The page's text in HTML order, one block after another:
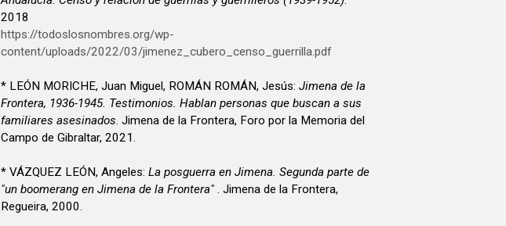
2018
https://todoslosnombres.org/wp-
content/uploads/2022/03/jimenez_cubero_censo_guerrilla.pdf
* LEÓN MORICHE, Juan Miguel, ROMÁN ROMÁN, Jesús: Jimena de la
Frontera, 1936-1945. Testimonios. Hablan personas que buscan a sus
familiares asesinados . Jimena de la Frontera, Foro por la Memoria del
Campo de Gibraltar, 2021.
* VÁZQUEZ LEÓN, Angeles: La posguerra en Jimena. Segunda parte de
"un boomerang en Jimena de la Frontera"
. Jimena de la Frontera,
Regueira, 2000.